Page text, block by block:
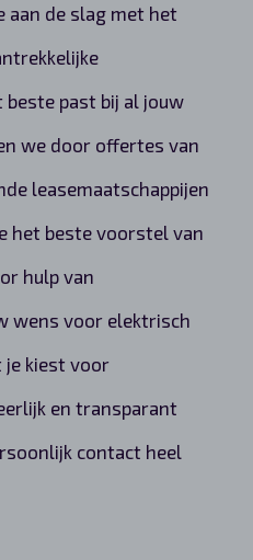
aan de slag met het
past bij al jouw
we door offertes van
leasemaatschappijen
het beste voorstel van
hulp van
wens voor elektrisch
je kiest voor
en transparant
contact heel